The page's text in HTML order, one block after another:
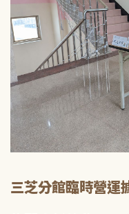
三芝分館臨時營運